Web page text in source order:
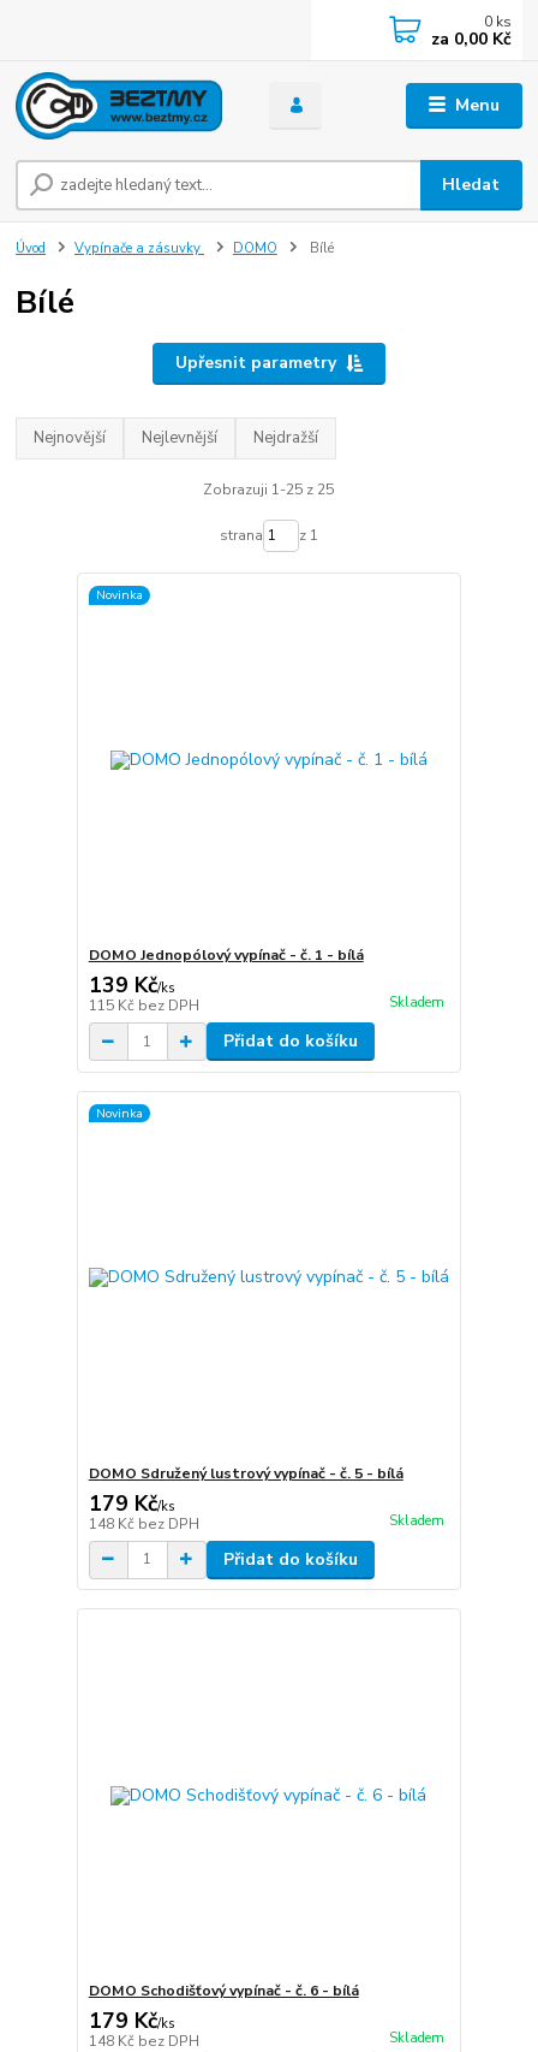
Menu
Hledat
0 ks
za 0,00 Kč
Úvod Vypínače a zásuvky DOMO Bílé
Bílé
Upřesnit parametry
Nejnovější Nejlevnější Nejdražší
Zobrazuji 1-25 z 25
strana z 1
Novinka
DOMO Jednopólový vypínač - č. 1 - bílá
139 Kč/ks
115 Kč bez DPH Skladem
Přidat do košíku
Novinka
DOMO Sdružený lustrový vypínač - č. 5 - bílá
179 Kč/ks
148 Kč bez DPH Skladem
Přidat do košíku
DOMO Schodišťový vypínač - č. 6 - bílá
179 Kč/ks
148 Kč bez DPH Skladem